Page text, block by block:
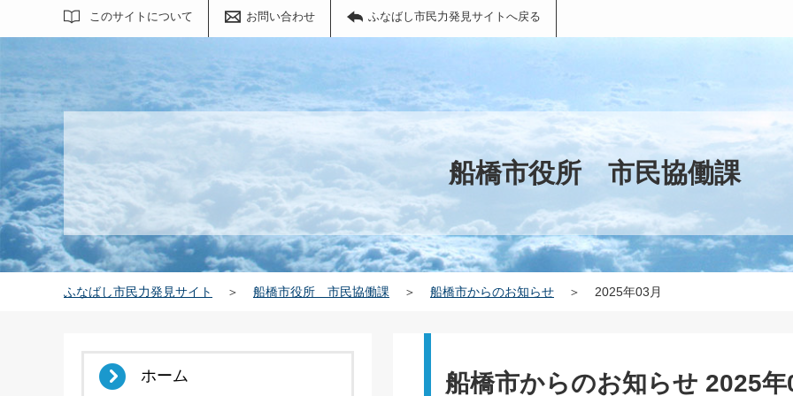
このサイトについて お問い合わせ ふなばし市民力発見サイトへ戻る
サイト内検索
船橋市役所 市民協働課
ふなばし市民力発見サイト ＞ 船橋市役所 市民協働課 ＞ 船橋市からのお知らせ ＞ 2025年03月
船橋市からのお知らせ 2025年
ホーム